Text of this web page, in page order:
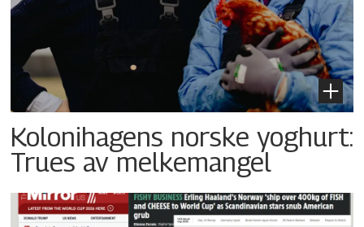
Kolonihagens norske yoghurt:
Trues av melkemangel